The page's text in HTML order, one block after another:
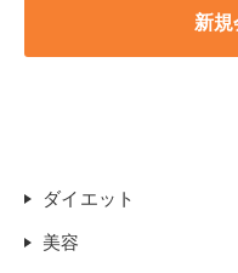
ダイエット
美容